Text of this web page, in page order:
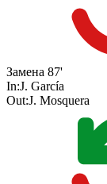
Замена 87'
In:J. García
Out:J. Mosquera